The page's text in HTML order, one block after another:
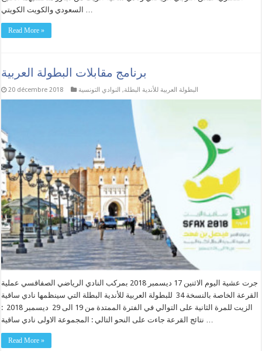
السعودي والكويت الكويتي …
Read More »
برنامج مقابلات البطولة العربية
20 décembre 2018 البطولة العربية للأندية البطلة, النوادي التونسية
جرت عشية اليوم الاثنين 17 ديسمبر 2018 بمركب النادي الرياضي الصفاقسي عملية
القرعة الخاصة بالنسخة 34 للبطولة العربية للأندية البطلة التي سينظمها نادي ساقية
الزيت للمرة الثانية على التوالي في الفترة الممتدة من 19 الى 29 ديسمبر 2018 :
نتائج القرعة جاءت على النحو التالي : المجموعة الاولى نادي ساقية …
Read More »